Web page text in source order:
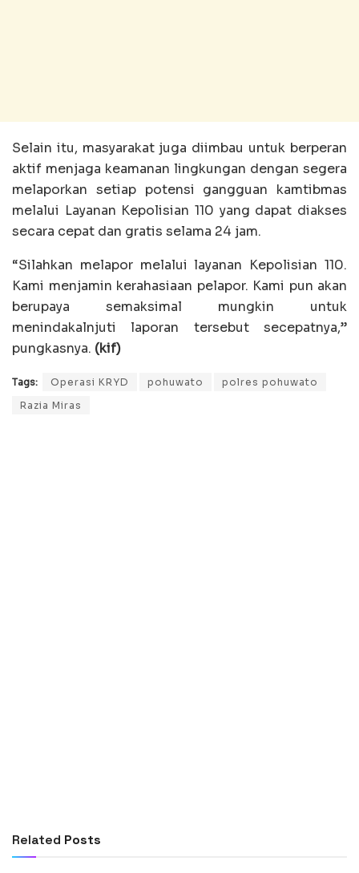
Selain itu, masyarakat juga diimbau untuk berperan
aktif menjaga keamanan lingkungan dengan segera
melaporkan setiap potensi gangguan kamtibmas
melalui Layanan Kepolisian 110 yang dapat diakses
secara cepat dan gratis selama 24 jam.
“Silahkan melapor melalui layanan Kepolisian 110.
Kami menjamin kerahasiaan pelapor. Kami pun akan
berupaya semaksimal mungkin untuk
menindakalnjuti laporan tersebut secepatnya,”
pungkasnya. (kif)
Tags: Operasi KRYD pohuwato
polres pohuwato
Razia Miras
Related Posts